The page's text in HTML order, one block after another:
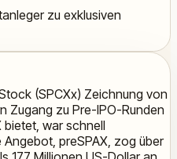
zu exklusiven
(SPCXx) Zeichnung von
Zugang zu Pre-IPO-Runden
war schnell
preSPAX, zog über